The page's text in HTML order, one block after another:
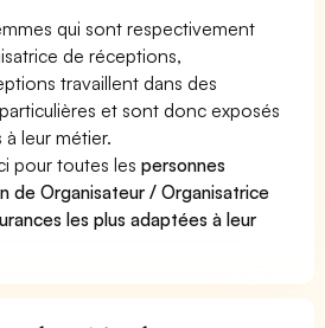
qui sont respectivement
de réceptions,
travaillent dans des
et sont donc exposés
leur métier.
pour toutes lespersonnes
de Organisateur / Organisatrice
les plus adaptées à leur